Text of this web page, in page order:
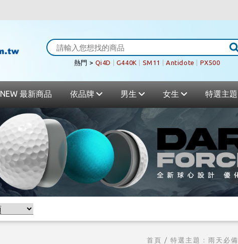
熱門 > Qi4D G440K SM11 Antidote PX500
NEW 最新商品 依品牌 男生 女生 特選主題
首頁 / 特選主題 : 雨天必備